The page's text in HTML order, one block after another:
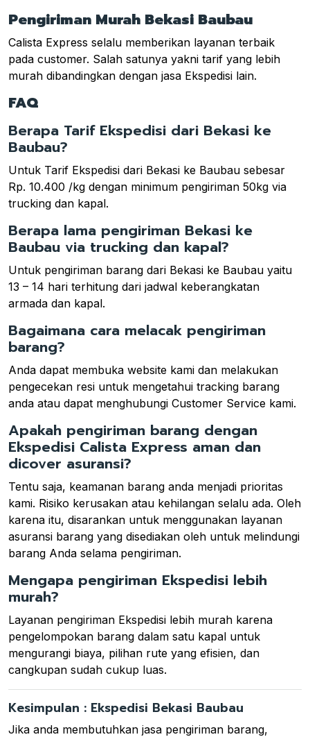
Pengiriman Murah Bekasi Baubau
Calista Express selalu memberikan layanan terbaik
pada customer. Salah satunya yakni tarif yang lebih
murah dibandingkan dengan jasa Ekspedisi lain.
FAQ
Berapa Tarif Ekspedisi dari Bekasi ke
Baubau?
Untuk Tarif Ekspedisi dari Bekasi ke Baubau sebesar
Rp. 10.400 /kg dengan minimum pengiriman 50kg via
trucking dan kapal.
Berapa lama pengiriman Bekasi ke
Baubau via trucking dan kapal?
Untuk pengiriman barang dari Bekasi ke Baubau yaitu
13 – 14 hari terhitung dari jadwal keberangkatan
armada dan kapal.
Bagaimana cara melacak pengiriman
barang?
Anda dapat membuka website kami dan melakukan
pengecekan resi untuk mengetahui tracking barang
anda atau dapat menghubungi Customer Service kami.
Apakah pengiriman barang dengan
Ekspedisi Calista Express aman dan
dicover asuransi?
Tentu saja, keamanan barang anda menjadi prioritas
kami. Risiko kerusakan atau kehilangan selalu ada. Oleh
karena itu, disarankan untuk menggunakan layanan
asuransi barang yang disediakan oleh untuk melindungi
barang Anda selama pengiriman.
Mengapa pengiriman Ekspedisi lebih
murah?
Layanan pengiriman Ekspedisi lebih murah karena
pengelompokan barang dalam satu kapal untuk
mengurangi biaya, pilihan rute yang efisien, dan
cangkupan sudah cukup luas.
Kesimpulan : Ekspedisi Bekasi Baubau
Jika anda membutuhkan jasa pengiriman barang,